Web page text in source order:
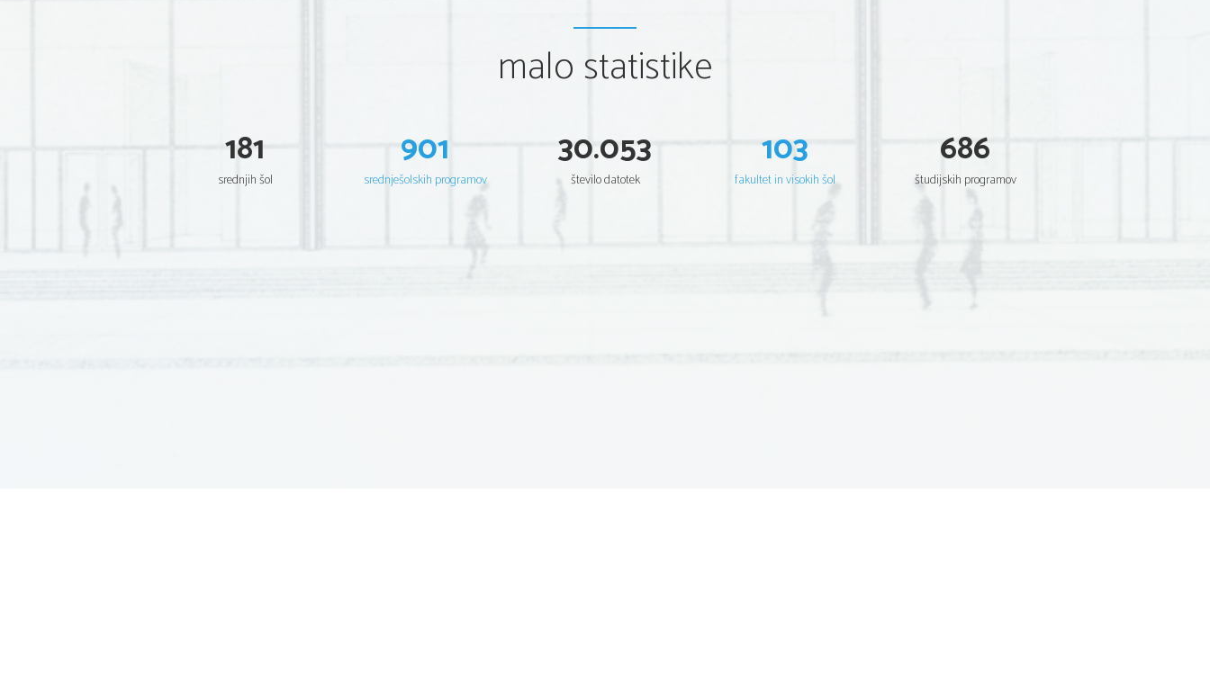
malo statistike
181
srednjih šol
901
srednješolskih programov
30.053
število datotek
103
fakultet in visokih šol
686
študijskih programov